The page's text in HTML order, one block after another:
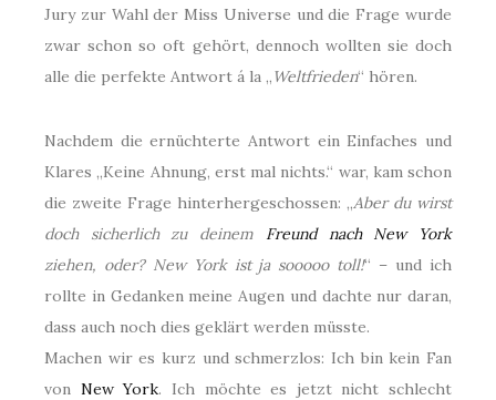
Jury zur Wahl der Miss Universe und die Frage wurde
zwar schon so oft gehört, dennoch wollten sie doch
alle die perfekte Antwort á la „Weltfrieden“ hören.
Nachdem die ernüchterte Antwort ein Einfaches und
Klares „Keine Ahnung, erst mal nichts.“ war, kam schon
die zweite Frage hinterhergeschossen: „Aber du wirst
doch sicherlich zu deinem Freund nach New York
ziehen, oder? New York ist ja sooooo toll!“ – und ich
rollte in Gedanken meine Augen und dachte nur daran,
dass auch noch dies geklärt werden müsste.
Machen wir es kurz und schmerzlos: Ich bin kein Fan
von New York. Ich möchte es jetzt nicht schlecht